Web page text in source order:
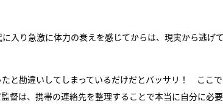
入り急激に体力の衰えを感じてからは、現実から逃げて
と勘違いしてしまっているだけだとバッサリ！ ここで
督は、携帯の連絡先を整理することで本当に自分に必要